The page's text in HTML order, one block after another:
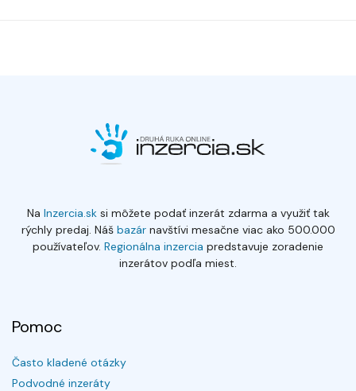
Na Inzercia.sksi môžete podať inzerát zdarma a využiť tak
rýchly predaj. Náš bazárnavštívi mesačne viac ako 500.000
používateľov. Regionálna inzercia predstavuje zoradenie
inzerátov podľa miest.
Pomoc
Často kladené otázky
Podvodné inzeráty